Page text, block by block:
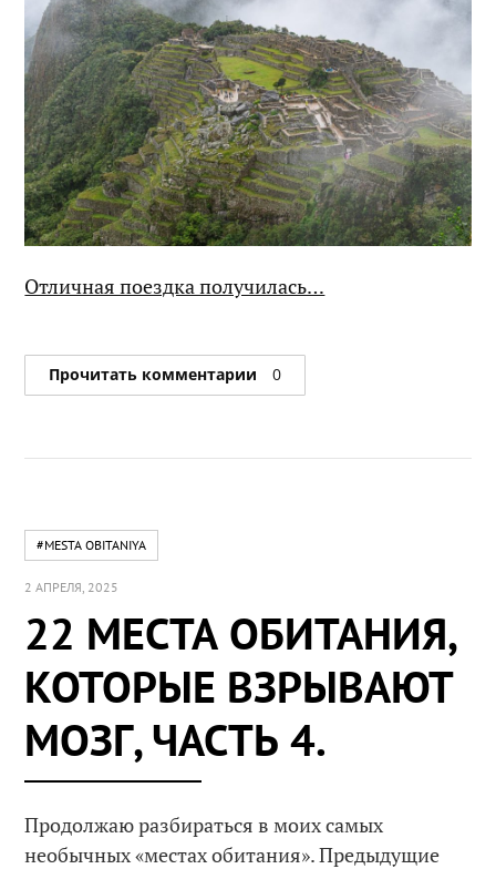
Отличная поездка получилась…
Прочитать комментарии 0
#MESTA OBITANIYA
2 АПРЕЛЯ, 2025
22 МЕСТА ОБИТАНИЯ,
КОТОРЫЕ ВЗРЫВАЮТ
МОЗГ, ЧАСТЬ 4.
Продолжаю разбираться в моих самых
необычных «местах обитания». Предыдущие